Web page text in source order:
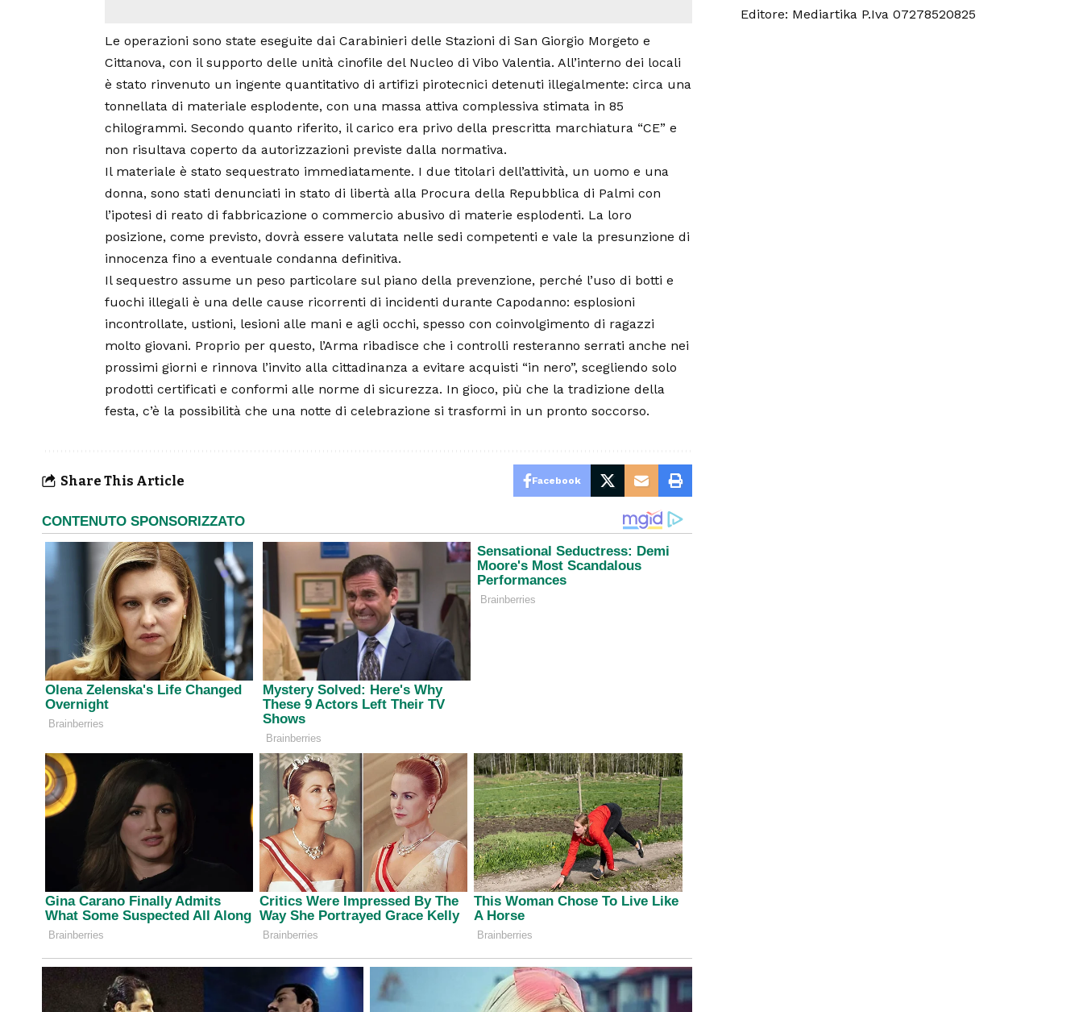
Le operazioni sono state eseguite dai Carabinieri delle Stazioni di San Giorgio Morgeto e
Cittanova, con il supporto delle unità cinofile del Nucleo di Vibo Valentia. All’interno dei locali
è stato rinvenuto un ingente quantitativo di artifizi pirotecnici detenuti illegalmente: circa una
tonnellata di materiale esplodente, con una massa attiva complessiva stimata in 85
chilogrammi. Secondo quanto riferito, il carico era privo della prescritta marchiatura “CE” e
non risultava coperto da autorizzazioni previste dalla normativa.
Il materiale è stato sequestrato immediatamente. I due titolari dell’attività, un uomo e una
donna, sono stati denunciati in stato di libertà alla Procura della Repubblica di Palmi con
l’ipotesi di reato di fabbricazione o commercio abusivo di materie esplodenti. La loro
posizione, come previsto, dovrà essere valutata nelle sedi competenti e vale la presunzione di
innocenza fino a eventuale condanna definitiva.
Il sequestro assume un peso particolare sul piano della prevenzione, perché l’uso di botti e
fuochi illegali è una delle cause ricorrenti di incidenti durante Capodanno: esplosioni
incontrollate, ustioni, lesioni alle mani e agli occhi, spesso con coinvolgimento di ragazzi
molto giovani. Proprio per questo, l’Arma ribadisce che i controlli resteranno serrati anche nei
prossimi giorni e rinnova l’invito alla cittadinanza a evitare acquisti “in nero”, scegliendo solo
prodotti certificati e conformi alle norme di sicurezza. In gioco, più che la tradizione della
festa, c’è la possibilità che una notte di celebrazione si trasformi in un pronto soccorso.
Share This Article Facebook
Editore: Mediartika P.Iva 07278520825